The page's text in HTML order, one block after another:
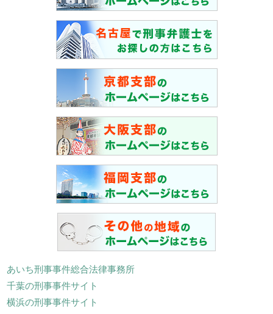
あいち刑事事件総合法律事務所
千葉の刑事事件サイト
横浜の刑事事件サイト